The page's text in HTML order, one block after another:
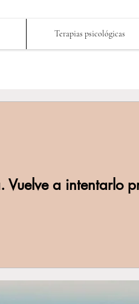
Terapias psicológicas
a intentarlo